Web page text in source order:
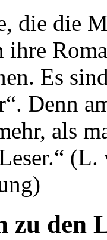
die die
ihre
Es
Denn
als
zu den